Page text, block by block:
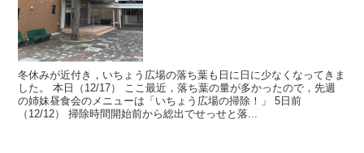
冬休みが近付き，いちょう広場の落ち葉も日に日に少なくなってきま
した。 本日（12/17） ここ最近，落ち葉の量が多かったので，先週
の姉妹昼食会のメニューは「いちょう広場の掃除！」 5日前
（12/12） 掃除時間開始前から総出でせっせと落...